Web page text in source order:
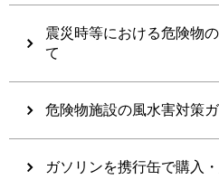
震災時等における危険物
て
危険物施設の風水害対策
ガソリンを携行缶で購入